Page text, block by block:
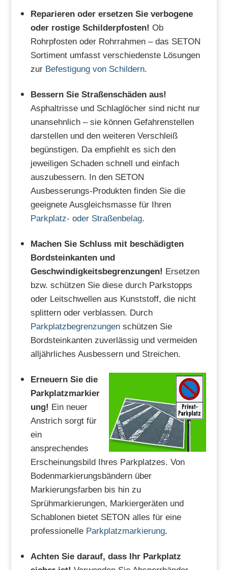
Reparieren oder ersetzen Sie verbogene
oder rostige Schilderpfosten! Ob
Rohrpfosten oder Rohrrahmen – das SETON
Sortiment umfasst verschiedenste Lösungen
zur Befestigung von Schildern.
Bessern Sie Straßenschäden aus!
Asphaltrisse und Schlaglöcher sind nicht nur
unansehnlich – sie können Gefahrenstellen
darstellen und den weiteren Verschleiß
begünstigen. Da empfiehlt es sich den
jeweiligen Schaden schnell und einfach
auszubessern. In den SETON
Ausbesserungs-Produkten finden Sie die
geeignete Ausgleichsmasse für Ihren
Parkplatz- oder Straßenbelag.
Machen Sie Schluss mit beschädigten
Bordsteinkanten und
Geschwindigkeitsbegrenzungen! Ersetzen
bzw. schützen Sie diese durch Parkstopps
oder Leitschwellen aus Kunststoff, die nicht
splittern oder verblassen. Durch
Parkplatzbegrenzungenschützen Sie
Bordsteinkanten zuverlässig und vermeiden
alljährliches Ausbessern und Streichen.
Erneuern Sie die
Parkplatzmarkier
ung! Ein neuer
Anstrich sorgt für
ein
ansprechendes
Erscheinungsbild Ihres Parkplatzes. Von
Bodenmarkierungsbändern über
Markierungsfarben bis hin zu
Sprühmarkierungen, Markiergeräten und
Schablonen bietet SETON alles für eine
professionelle Parkplatzmarkierung.
Achten Sie darauf, dass Ihr Parkplatz